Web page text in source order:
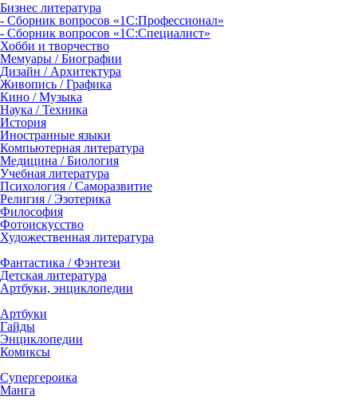
Бизнес литература
- Сборник вопросов «1С:Профессионал»
- Сборник вопросов «1С:Специалист»
Хобби и творчество
Мемуары / Биографии
Дизайн / Архитектура
Живопись / Графика
Кино / Музыка
Наука / Техника
История
Иностранные языки
Компьютерная литература
Медицина / Биология
Учебная литература
Психология / Саморазвитие
Религия / Эзотерика
Философия
Фотоискусство
Художественная литература
Фантастика / Фэнтези
Детская литература
Артбуки, энциклопедии
Артбуки
Гайды
Энциклопедии
Комиксы
Супергероика
Манга